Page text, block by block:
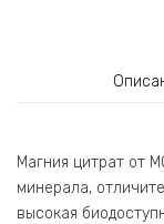
Магния цитрат от
минерала,
высокая